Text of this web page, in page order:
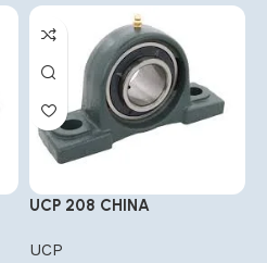
UCP 208 CHINA
UCP